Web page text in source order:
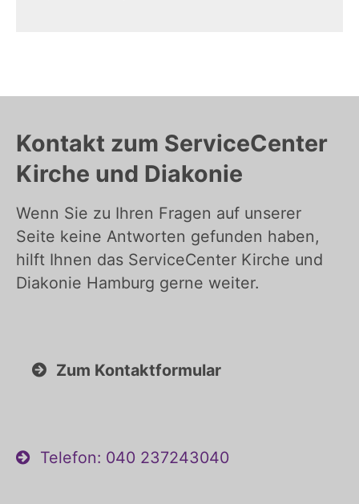
Kontakt zum ServiceCenter
Kirche und Diakonie
Wenn Sie zu Ihren Fragen auf unserer
Seite keine Antworten gefunden haben,
hilft Ihnen das ServiceCenter Kirche und
Diakonie Hamburg gerne weiter.
Zum Kontaktformular
Telefon: 040 237243040